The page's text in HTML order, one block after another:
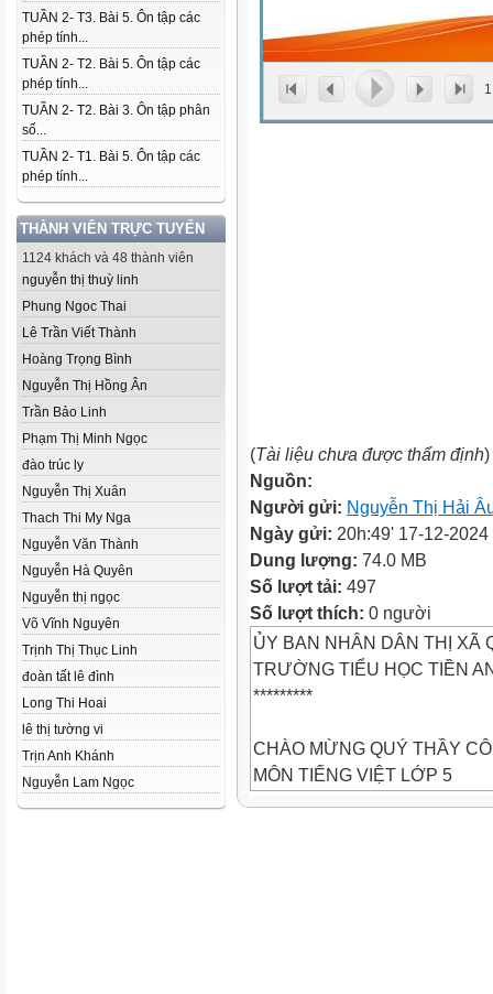
TUẦN 2- T3. Bài 5. Ôn tập các
phép tính...
TUẦN 2- T2. Bài 5. Ôn tập các
phép tính...
TUẦN 2- T2. Bài 3. Ôn tập phân
số...
TUẦN 2- T1. Bài 5. Ôn tập các
phép tính...
THÀNH VIÊN TRỰC TUYẾN
1124 khách và 48 thành viên
nguyễn thị thuỳ linh
Phung Ngoc Thai
Lê Trần Viết Thành
Hoàng Trọng Bình
Nguyễn Thị Hồng Ân
Trần Bảo Linh
Phạm Thị Minh Ngọc
đào trúc ly
Nguyễn Thị Xuân
Thach Thi My Nga
Nguyễn Văn Thành
Nguyễn Hà Quyên
Nguyễn thị ngọc
Võ Vĩnh Nguyên
Trịnh Thị Thục Linh
đoàn tất lê đình
Long Thi Hoai
lê thị tường vi
Trịn Anh Khánh
Nguyễn Lam Ngọc
1
(Tài liệu chưa được thẩm định)
Nguồn:
Người gửi: Nguyễn Thị Hải
Ngày gửi: 20h:49' 17-12-2024
Dung lượng: 74.0 MB
Số lượt tải: 497
Số lượt thích: 0 người
ỦY BAN NHÂN DÂN THỊ XÃ
TRƯỜNG TIỂU HỌC TIỀN
*********
CHÀO MỪNG QUÝ THẦY
MÔN TIẾNG VIỆT LỚP 5